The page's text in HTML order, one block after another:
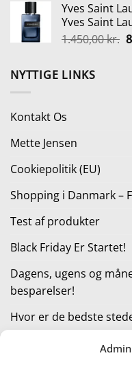
Yves Saint
Yves Saint
1.450,00kr.
NYTTIGE LINKS
Kontakt Os
Mette Jensen
Cookiepolitik (EU)
Shopping i Danmark –
Test af produkter
Black Friday Er Startet!
Dagens, ugens og
besparelser!
Hvor er de bedste